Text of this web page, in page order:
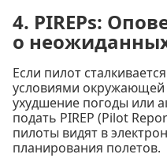
4. PIREPs:
о
Если пилот
условиями окружающей
ухудшение погоды или
подать PIREP (Pilot
пилоты видят в
планирования полетов.